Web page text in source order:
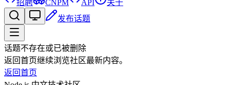
招聘 CNPM API
关于
发布话题
话题不存在或已被删除
返回首页继续浏览社区最新内容。
返回首页